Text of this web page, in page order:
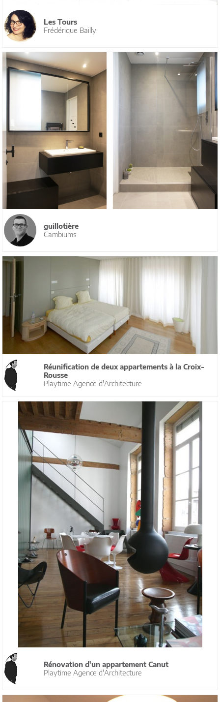
Les Tours
Frédérique Bailly
guillotière
Cambiums
Réunification de deux appartements à la Croix-
Rousse
Playtime Agence d'Architecture
Rénovation d'un appartement Canut
Playtime Agence d'Architecture